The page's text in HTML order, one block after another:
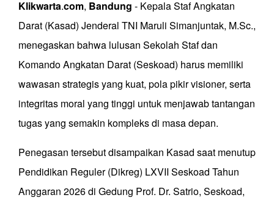
Klikwarta.com, Bandung - Kepala Staf Angkatan
Darat (Kasad) Jenderal TNI Maruli Simanjuntak, M.Sc.,
menegaskan bahwa lulusan Sekolah Staf dan
Komando Angkatan Darat (Seskoad) harus memiliki
wawasan strategis yang kuat, pola pikir visioner, serta
integritas moral yang tinggi untuk menjawab tantangan
tugas yang semakin kompleks di masa depan.
Penegasan tersebut disampaikan Kasad saat menutup
Pendidikan Reguler (Dikreg) LXVII Seskoad Tahun
Anggaran 2026 di Gedung Prof. Dr. Satrio, Seskoad,